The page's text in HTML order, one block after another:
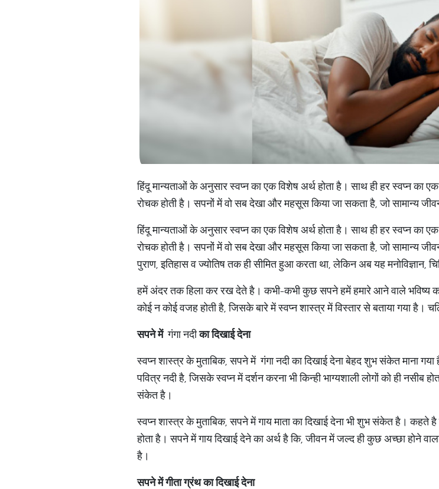
हिंदू मान्यताओं के अनुसार स्वप्न का एक विशेष अर्थ होता है। साथ ही हर स्वप्न का
रोचक होती है। सपनों में वो सब देखा और महसूस किया जा सकता है, जो सामान्य
हिंदू मान्यताओं के अनुसार स्वप्न का एक विशेष अर्थ होता है। साथ ही हर स्वप्न का
रोचक होती है। सपनों में वो सब देखा और महसूस किया जा सकता है, जो सामान्य
पुराण, इतिहास व ज्योतिष तक ही सीमित हुआ करता था, लेकिन अब यह मनोविज्ञान,
हमें अंदर तक हिला कर रख देते है। कभी-कभी कुछ सपने हमें हमारे आने वाले
कोई न कोई वजह होती है, जिसके बारे में स्वप्न शास्त्र में विस्तार से बताया गया है।
सपनेमें गंगा नदीकादिखाईदेना
स्वप्न शास्त्र के मुताबिक, सपने में गंगा नदी का दिखाई देना बेहद शुभ संकेत माना गया
पवित्र नदी है, जिसके स्वप्न में दर्शन करना भी किन्ही भाग्यशाली लोगों को ही नसीब
संकेत है।
स्वप्न शास्त्र के मुताबिक, सपने में गाय माता का दिखाई देना भी शुभ संकेत है। कहते
होता है। सपने में गाय दिखाई देने का अर्थ है कि, जीवन में जल्द ही कुछ अच्छा
है।
सपनेमेंगीताग्रंथकादिखाईदेना